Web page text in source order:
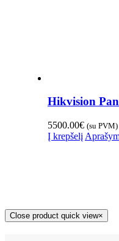
Hikvision
5500.00€ (su PVM)
Į krepšelį
Close product quick view×